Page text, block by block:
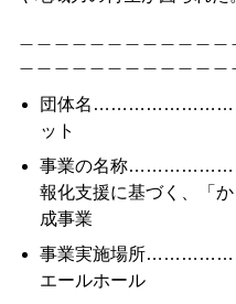
団体名
ット
事業の名称
報化支援に基づく、「
成事業
事業実施場所
エールホール